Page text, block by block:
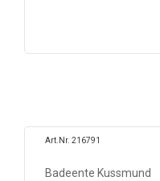
Art.Nr. 216791
Badeente Kussmund